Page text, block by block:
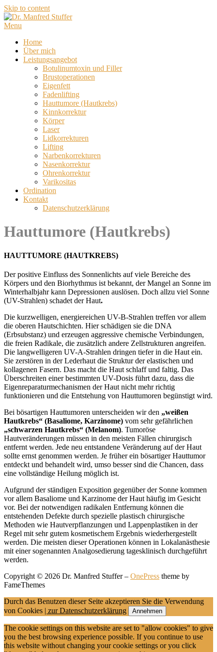
Skip to content
Menu
Home
Über mich
Leistungsangebot
Botulinumtoxin und Filler
Brustoperationen
Eigenfett
Fadenlifting
Hauttumore (Hautkrebs)
Kinnkorrektur
Körper
Laser
Lidkorrekturen
Lifting
Narbenkorrekturen
Nasenkorrektur
Ohrenkorrektur
Varikositas
Ordination
Kontakt
Datenschutzerklärung
Hauttumore (Hautkrebs)
HAUTTUMORE (HAUTKREBS)
Der positive Einfluss des Sonnenlichts auf viele Bereiche des
Körpers und den Biorhythmus ist bekannt, der Mangel an Sonne im
Winterhalbjahr kann Depressionen auslösen. Doch allzu viel Sonne
(UV-Strahlen) schadet der Haut.
Die kurzwelligen, energiereichen UV-B-Strahlen treffen vor allem
die oberen Hautschichten. Hier schädigen sie die DNA
(Erbsubstanz) und erzeugen aggressive chemische Verbindungen,
die freien Radikale, die zusätzlich andere Zellstrukturen angreifen.
Die langwelligeren UV-A-Strahlen dringen tiefer in die Haut ein.
Sie zerstören in der Lederhaut die Struktur der elastischen und
kollagenen Fasern. Das macht die Haut schlaff und faltig. Das
Überschreiten einer bestimmten UV-Dosis führt dazu, dass die
Eigenreparaturmechanismen der Haut nicht mehr richtig
funktionieren und die Entstehung von Hauttumoren begünstigt wird.
Bei bösartigen Hauttumoren unterscheiden wir den „weißen
Hautkrebs“ (Basaliome, Karzinome) vom sehr gefährlichen
„schwarzen Hautkrebs“ (Melanom). Tumoröse
Hautveränderungen müssen in den meisten Fällen chirurgisch
entfernt werden. Jede neu entstandene Veränderung auf der Haut
sollte ernst genommen werden. Je früher ein bösartiger Hauttumor
entdeckt und behandelt wird, umso besser sind die Chancen, dass
eine vollständige Heilung möglich ist.
Aufgrund der ständigen Exposition gegenüber der Sonne kommen
vor allem Basaliome und Karzinome der Haut häufig im Gesicht
vor. Bei der notwendigen radikalen Entfernung können die
entstehenden Defekte durch spezielle plastisch chirurgische
Methoden wie Hautverpflanzungen und Lappenplastiken in der
Regel mit sehr gutem kosmetischem Ergebnis wiederhergestellt
werden. Die meisten dieser Operationen können in Lokalanästhesie
mit einer sogenannten Analgosedierung tagesklinisch durchgeführt
werden.
Copyright © 2026 Dr. Manfred Stuffer– OnePress theme by
FameThemes
Durch das Benutzen dieser Seite akzeptieren Sie die Verwendung
von Cookies | zur Datenschutzerklärung Annehmen
The cookie settings on this website are set to "allow cookies" to give
you the best browsing experience possible. If you continue to use
this website without changing your cookie settings or you click